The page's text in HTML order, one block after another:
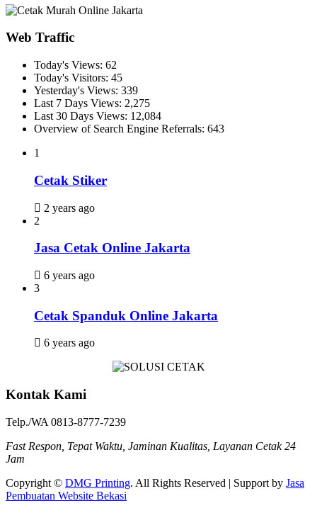
Web Traffic
Today's Views: 62
Today's Visitors: 45
Yesterday's Views: 339
Last 7 Days Views: 2,275
Last 30 Days Views: 12,084
Overview of Search Engine Referrals: 643
1
Cetak Stiker
2 years ago
2
Jasa Cetak Online Jakarta
6 years ago
3
Cetak Spanduk Online Jakarta
6 years ago
Kontak Kami
Telp./WA 0813-8777-7239
Fast Respon, Tepat Waktu, Jaminan Kualitas, Layanan Cetak 24
Jam
Copyright © DMG Printing. All Rights Reserved | Support by Jasa
Pembuatan Website Bekasi